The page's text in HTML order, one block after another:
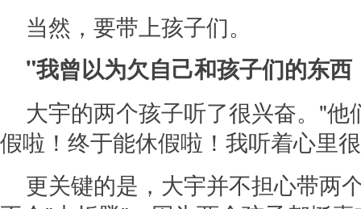
当然，要带上孩子们。
"我曾以为欠自己和孩子们的东
大宇的两个孩子听了很兴奋。"
假啦！终于能休假啦！我听着心里
更关键的是，大宇并不担心带两